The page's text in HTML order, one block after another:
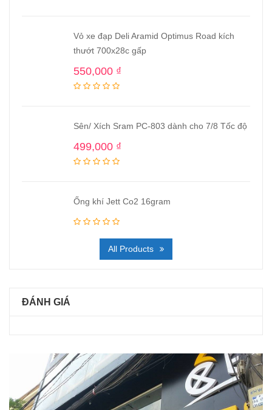
Vỏ xe đạp Deli Aramid Optimus Road kích
thướt 700x28c gấp
550,000 ₫
Sên/ Xích Sram PC-803 dành cho 7/8 Tốc độ
499,000 ₫
Ống khí Jett Co2 16gram
All Products
ĐÁNH GIÁ